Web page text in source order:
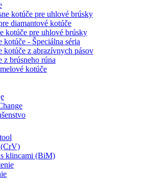
kotúče pre uhlové brúsky
diamantové kotúče
kotúče pre uhlové brúsky
kotúče - Špeciálna séria
kotúče z abrazívnych pásov
z brúsneho rúna
kotúče
(CrV)
klincami (BiM)